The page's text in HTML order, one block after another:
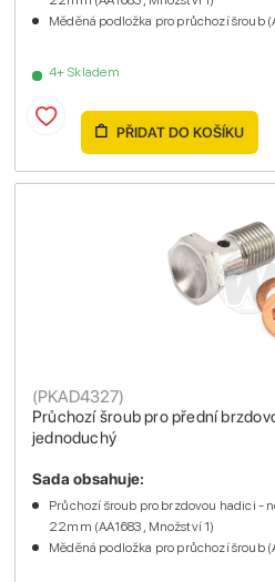
4+ Skladem
Měděná podložka pro průchozí šroub
PŘIDAT DO KOŠÍKU
Průchozí šroub pro přední
jednoduchý
(PKAD4327)
Sada obsahuje:
Průchozí šroub pro brzdovou hadici -
22mm (AA1683 , Množství 1)
Měděná podložka pro průchozí šroub